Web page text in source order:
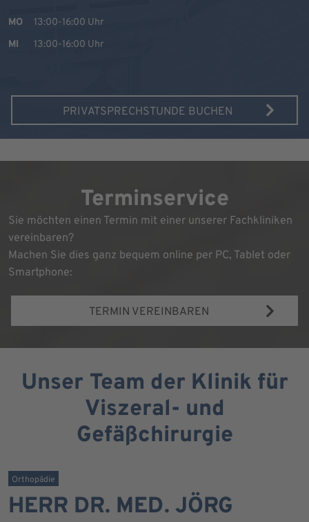
MO
13:00-16:00 Uhr
MI
13:00-16:00 Uhr
PRIVATSPRECHSTUNDE BUCHEN
Terminservice
Sie möchten einen Termin mit einer unserer Fachkliniken
vereinbaren?
Machen Sie dies ganz bequem online per PC, Tablet oder
Smartphone:
TERMIN VEREINBAREN
Unser Team der Klinik für
Viszeral- und
Gefäßchirurgie
Orthopädie
HERR DR. MED. JÖRG